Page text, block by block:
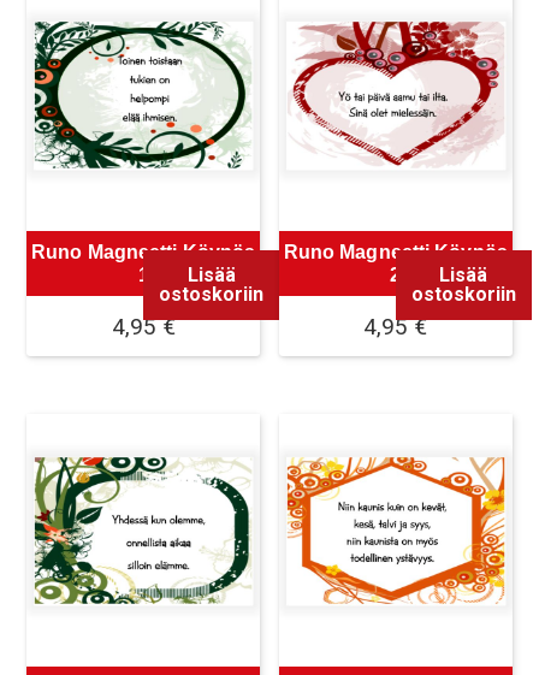
Runo Magneetti Köynös
1
4,95€
Lisää
ostoskoriin
Runo Magneetti Köynös
2
4,95€
Lisää
ostoskoriin